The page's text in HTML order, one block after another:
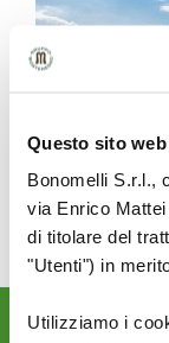
Questo sito
Bonomelli S.r.l.,
via Enrico
di titolare del
"Utenti") in
Utilizziamo i